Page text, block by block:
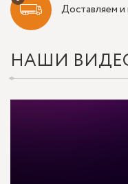
Доставляем и
НАШИ